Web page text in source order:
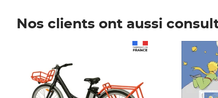
Nos clients ont aussi
Prix 7,50€